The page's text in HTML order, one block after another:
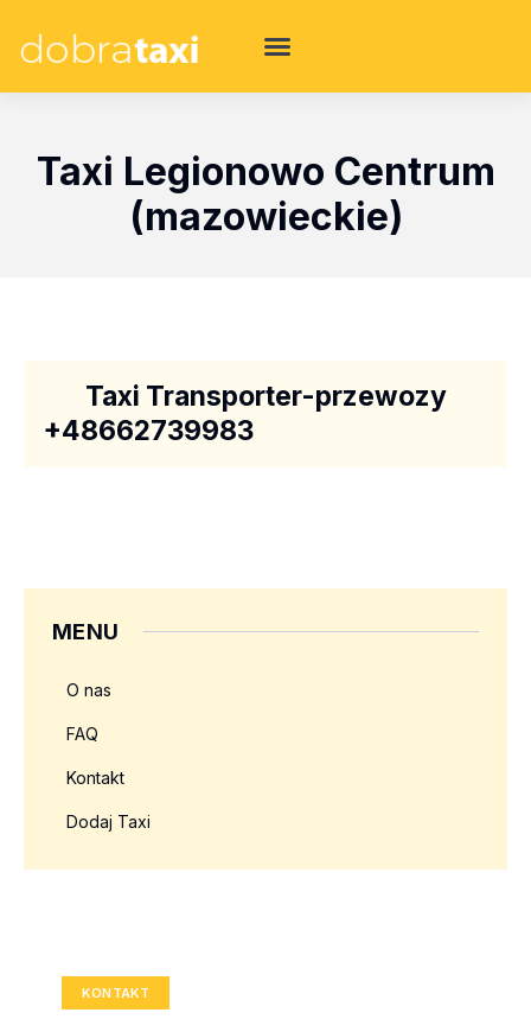
Taxi Legionowo Centrum
(mazowieckie)
Taxi Transporter-przewozy
+48662739983
MENU
O nas
FAQ
Kontakt
Dodaj Taxi
KONTAKT